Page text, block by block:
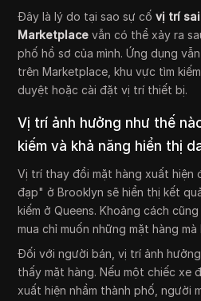
Đây là lý do tại sao sự cốvị trí
Marketplace vẫn có thể xảy ra
phố hồ sơ của mình. Ứng dụng
trên Marketplace, khu vực tìm
duyệt hoặc cài đặt vị trí thiết bị.
Vị trí ảnh hưởng như thế
kiếm và khả năng hiển thị
Vị trí thay đổi mặt hàng xuất hiện
đạp" ở Brooklyn sẽ hiển thị kết
kiếm ở Queens. Khoảng cách
mua chỉ muốn những mặt hàng
Đối với người bán, vị trí ảnh
thấy mặt hàng. Nếu một chiếc xe
xuất hiện nhầm thành phố, người